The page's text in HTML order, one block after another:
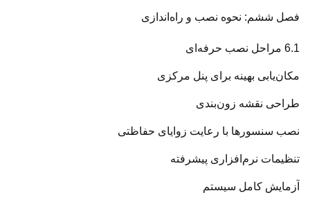
فصل ششم: نحوه نصب و راه‌اندازی
6.1 مراحل نصب حرفه‌ای
مکان‌یابی بهینه برای پنل مرکزی
طراحی نقشه زون‌بندی
نصب سنسورها با رعایت زوایای حفاظتی
تنظیمات نرم‌افزاری پیشرفته
آزمایش کامل سیستم